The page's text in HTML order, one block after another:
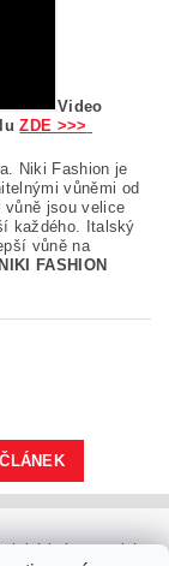
Video
ZDE >>>
Niki Fashion je
vůněmi od
vůně jsou velice
každého. Italský
vůně na
FASHION
krémy a oleje